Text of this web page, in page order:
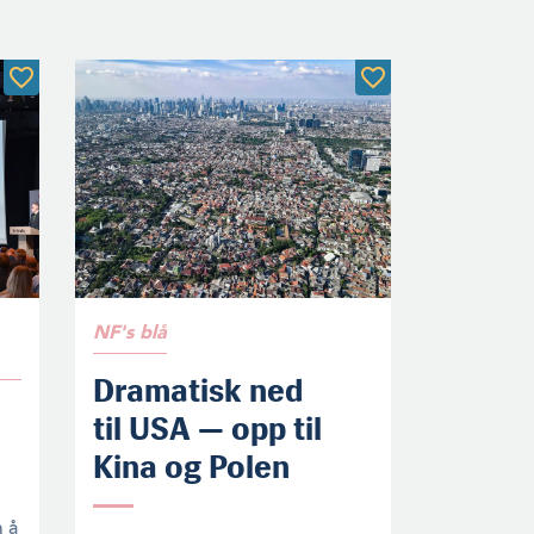
å
NF's blå
Dramatisk ned
til USA — opp til
Kina og Polen